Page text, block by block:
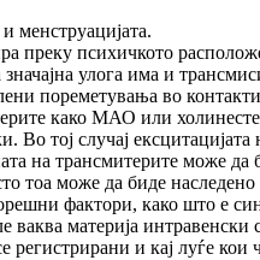
менструацијата.
преку психичкото
улога има и
пореметувања во
како МАО или
тој случај
на трансмитерите може
тоа може да биде
фактори, како што е
материја
и кај луѓе кои